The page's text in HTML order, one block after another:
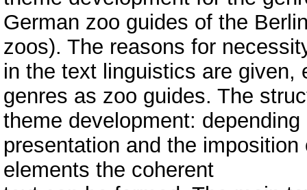
German zoo guides of the
zoos). The reasons for
in the text linguistics are given,
genres as zoo guides. The
theme development:
presentation and the
elements the coherent